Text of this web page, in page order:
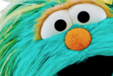
Our Work
About Us
Support Us